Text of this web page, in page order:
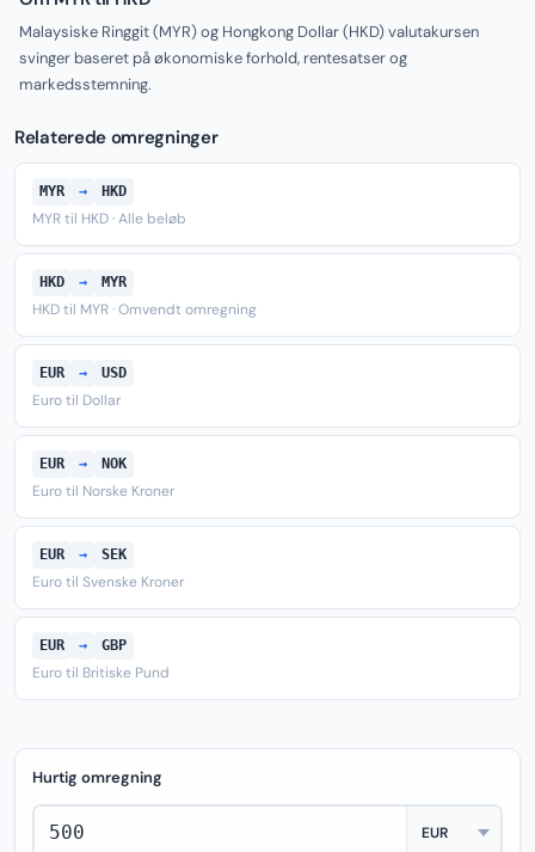
Malaysiske Ringgit (MYR) og Hongkong Dollar (HKD) valutakursen
svinger baseret på økonomiske forhold, rentesatser og
markedsstemning.
Relaterede omregninger
MYR → HKD
MYR til HKD · Alle beløb
HKD → MYR
HKD til MYR · Omvendt omregning
EUR → USD
Euro til Dollar
EUR → NOK
Euro til Norske Kroner
EUR → SEK
Euro til Svenske Kroner
EUR → GBP
Euro til Britiske Pund
Hurtig omregning